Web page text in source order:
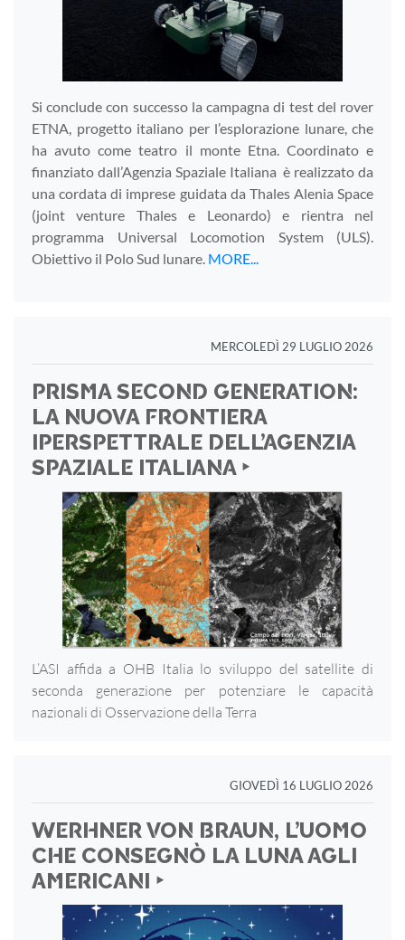
Si conclude con successo la campagna di test del rover
ETNA, progetto italiano per l’esplorazione lunare, che
ha avuto come teatro il monte Etna. Coordinato e
finanziato dall’Agenzia Spaziale Italiana è realizzato da
una cordata di imprese guidata da Thales Alenia Space
(joint venture Thales e Leonardo) e rientra nel
programma Universal Locomotion System (ULS).
Obiettivo il Polo Sud lunare. MORE...
MERCOLEDÌ 29 LUGLIO 2026
PRISMA SECOND GENERATION:
LA NUOVA FRONTIERA
IPERSPETTRALE DELL’AGENZIA
SPAZIALE ITALIANA ‣
L’ASI affida a OHB Italia lo sviluppo del satellite di
seconda generazione per potenziare le capacità
nazionali di Osservazione della Terra
GIOVEDÌ 16 LUGLIO 2026
WERHNER VON BRAUN, L’UOMO
CHE CONSEGNÒ LA LUNA AGLI
AMERICANI ‣